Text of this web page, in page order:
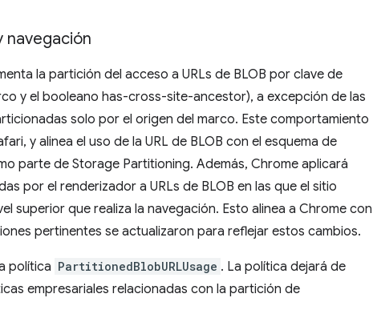
navegación
la partición del acceso a URLs de BLOB por clave de
y el booleano has-cross-site-ancestor), a excepción de las
solo por el origen del marco. Este comportamiento
y alinea el uso de la URL de BLOB con el esquema de
parte de Storage Partitioning. Además, Chrome aplicará
por el renderizador a URLs de BLOB en las que el sitio
superior que realiza la navegación. Esto alinea a Chrome con
pertinentes se actualizaron para reflejar estos cambios.
política PartitionedBlobURLUsage . La política dejará de
empresariales relacionadas con la partición de